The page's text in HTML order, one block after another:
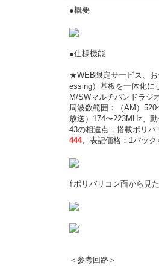
●概要
●仕様機能
★WEB限定サービス、
essing）基板を一体化に
M/SWマルチバンドラジ
周波数範囲：（AM）
放送）174〜223MHz、
43の相違点：搭載ポリ
444、表記価格：1パック
⇧ポリバリコン面から見
＜参考回路＞